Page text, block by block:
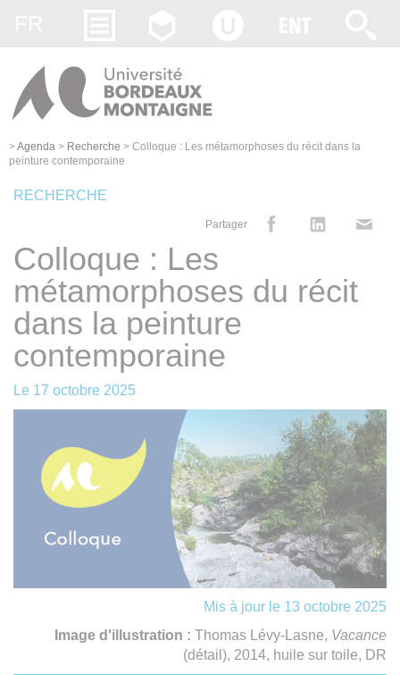
>Agenda > Recherche > Colloque : Les métamorphoses du récit dans la
peinture contemporaine
RECHERCHE
Partager
Colloque : Les
métamorphoses du récit
dans la peinture
contemporaine
Le 17 octobre 2025
Mis à jour le 13 octobre 2025
Image d'illustration : Thomas Lévy-Lasne, Vacance
(détail), 2014, huile sur toile, DR